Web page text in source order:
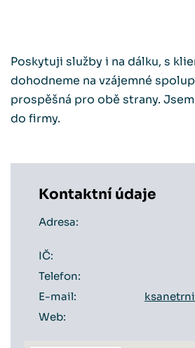
Poskytuji služby i na dálku, s
dohodneme na vzájemné
prospěšná pro obě strany.
do firmy.
Kontaktní údaje
Adresa:
IČ:
Telefon:
E-mail:
Web: